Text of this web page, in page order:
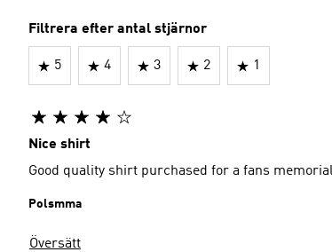
Filtrera efter antal stjärnor
5 4 3 2 1
Nice shirt
Good quality shirt purchased for a fans
Polsmma
Översätt